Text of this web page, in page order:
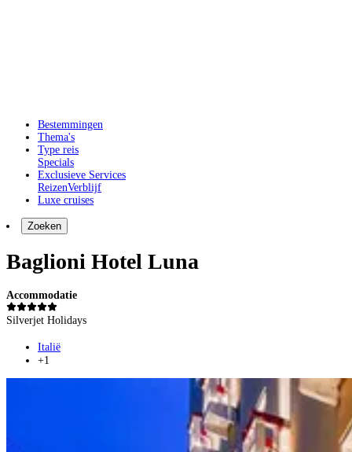
Bestemmingen
Thema's
Type reis
Specials
Exclusieve Services
ReizenVerblijf
Luxe cruises
Zoeken
Baglioni Hotel Luna
Accommodatie
Silverjet Holidays
Italië
+1